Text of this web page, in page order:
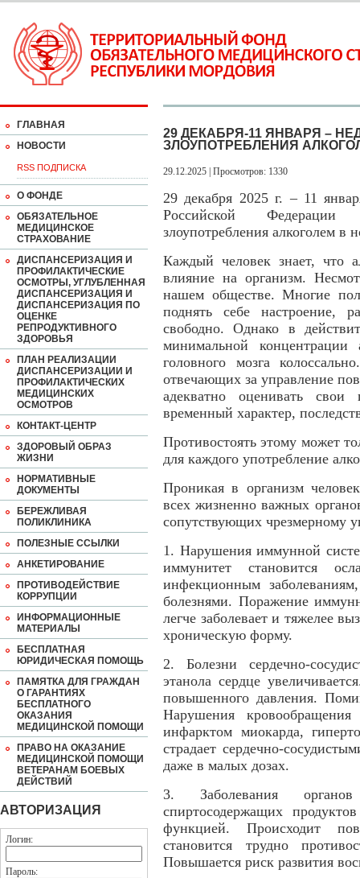
ГЛАВНАЯ
НОВОСТИ
RSS ПОДПИСКА
О ФОНДЕ
ОБЯЗАТЕЛЬНОЕ
МЕДИЦИНСКОЕ
СТРАХОВАНИЕ
ДИСПАНСЕРИЗАЦИЯ И
ПРОФИЛАКТИЧЕСКИЕ
ОСМОТРЫ, УГЛУБЛЕННАЯ
ДИСПАНСЕРИЗАЦИЯ И
ДИСПАНСЕРИЗАЦИЯ ПО
ОЦЕНКЕ
РЕПРОДУКТИВНОГО
ЗДОРОВЬЯ
ПЛАН РЕАЛИЗАЦИИ
ДИСПАНСЕРИЗАЦИИ И
ПРОФИЛАКТИЧЕСКИХ
МЕДИЦИНСКИХ
ОСМОТРОВ
КОНТАКТ-ЦЕНТР
ЗДОРОВЫЙ ОБРАЗ
ЖИЗНИ
НОРМАТИВНЫЕ
ДОКУМЕНТЫ
БЕРЕЖЛИВАЯ
ПОЛИКЛИНИКА
ПОЛЕЗНЫЕ ССЫЛКИ
АНКЕТИРОВАНИЕ
ПРОТИВОДЕЙСТВИЕ
КОРРУПЦИИ
ИНФОРМАЦИОННЫЕ
МАТЕРИАЛЫ
БЕСПЛАТНАЯ
ЮРИДИЧЕСКАЯ ПОМОЩЬ
ПАМЯТКА ДЛЯ ГРАЖДАН
О ГАРАНТИЯХ
БЕСПЛАТНОГО
ОКАЗАНИЯ
МЕДИЦИНСКОЙ ПОМОЩИ
ПРАВО НА ОКАЗАНИЕ
МЕДИЦИНСКОЙ ПОМОЩИ
ВЕТЕРАНАМ БОЕВЫХ
ДЕЙСТВИЙ
АВТОРИЗАЦИЯ
Логин:
Пароль:
29 ДЕКАБРЯ-11 ЯНВАРЯ –
ЗЛОУПОТРЕБЛЕНИЯ
29.12.2025 | Просмотров: 1330
29 декабря 2025 г. – 11
Российской Федерации
злоупотребления алкоголем в
Каждый человек знает, что
влияние на организм.
нашем обществе. Многие
поднять себе настроение,
свободно. Однако в
минимальной
головного мозга
отвечающих за управление
адекватно оценивать
временный характер,
Противостоять этому может
для каждого употребление
Проникая в организм
всех жизненно важных
сопутствующих чрезмерному
1. Нарушения иммунной
иммунитет становится
инфекционным
болезнями. Поражение
легче заболевает и тяжелее
хроническую форму.
2. Болезни сердечно-
этанола сердце
повышенного давления.
Нарушения
инфарктом миокарда,
страдает сердечно-
даже в малых дозах.
3. Заболевания
спиртосодержащих
функцией. Происходит
становится трудно
Повышается риск развития